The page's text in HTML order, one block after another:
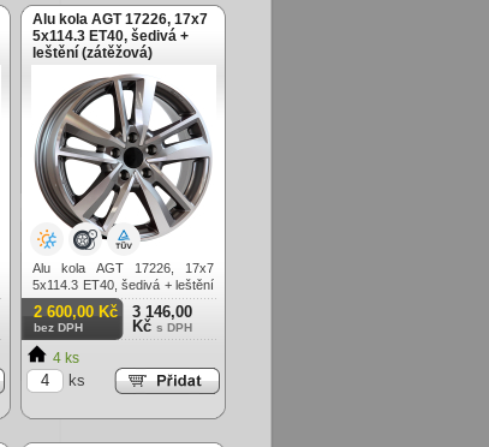
Alu kola AGT 17226, 17x7
5x114.3 ET40, šedivá +
leštění (zátěžová)
Alu kola AGT 17226, 17x7
5x114.3 ET40, šedivá + leštění
(zátěžová)
2 600,00 Kč
bez DPH
3 146,00
Kč s DPH
4 ks
ks